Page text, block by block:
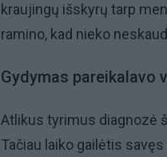
kraujingų išskyrų tarp
ramino, kad nieko
Gydymas pareikalavo
Atlikus tyrimus diagnozė
Tačiau laiko gailėtis